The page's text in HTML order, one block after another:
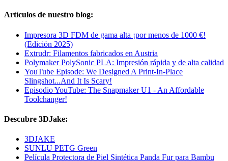
Artículos de nuestro blog:
Impresora 3D FDM de gama alta ¡por menos de 1000 €!
(Edición 2025)
Extrudr: Filamentos fabricados en Austria
Polymaker PolySonic PLA: Impresión rápida y de alta calidad
YouTube Episode: We Designed A Print-In-Place
Slingshot...And It Is Scary!
Episodio YouTube: The Snapmaker U1 - An Affordable
Toolchanger!
Descubre 3DJake:
3DJAKE
SUNLU PETG Green
Película Protectora de Piel Sintética Panda Fur para Bambu